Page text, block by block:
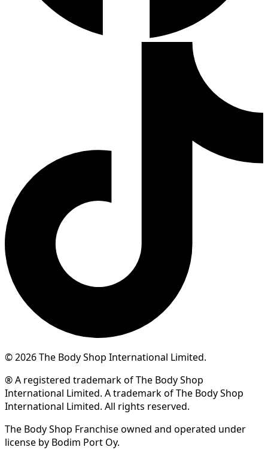
© 2026 The Body Shop International Limited.
® A registered trademark of The Body Shop
International Limited. A trademark of The Body Shop
International Limited. All rights reserved.
The Body Shop Franchise owned and operated under
license by Bodim Port Oy.